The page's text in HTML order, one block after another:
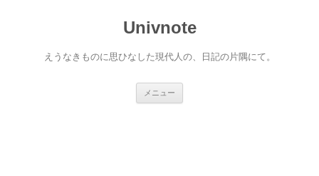
Univnote
えうなきものに思ひなした現代人の、日記の片隅にて。
メニュー